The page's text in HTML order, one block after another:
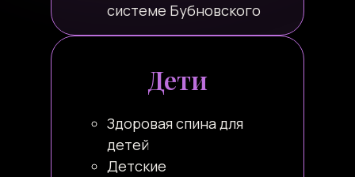
системе Бубновского
Дети
Здоровая спина для
детей
Детские